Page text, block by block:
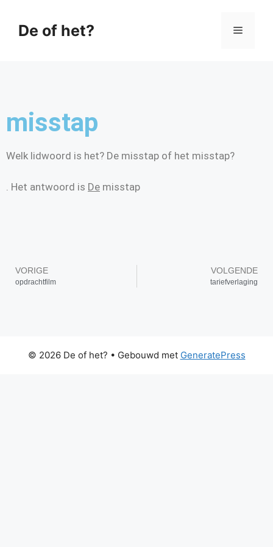
De of het?
misstap
Welk lidwoord is het? De misstap of het misstap?
. Het antwoord is De misstap
VORIGE
opdrachtfilm
VOLGENDE
tariefverlaging
© 2026 De of het? • Gebouwd met GeneratePress